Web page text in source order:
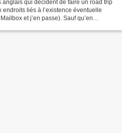
anglais qui décident de faire un road trip
liés à l’existence éventuelle
et j’en passe). Sauf qu’en